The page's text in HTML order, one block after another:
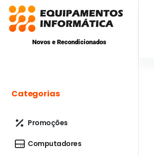
Novos e Recondicionados
Categorias
Promoções
Computadores